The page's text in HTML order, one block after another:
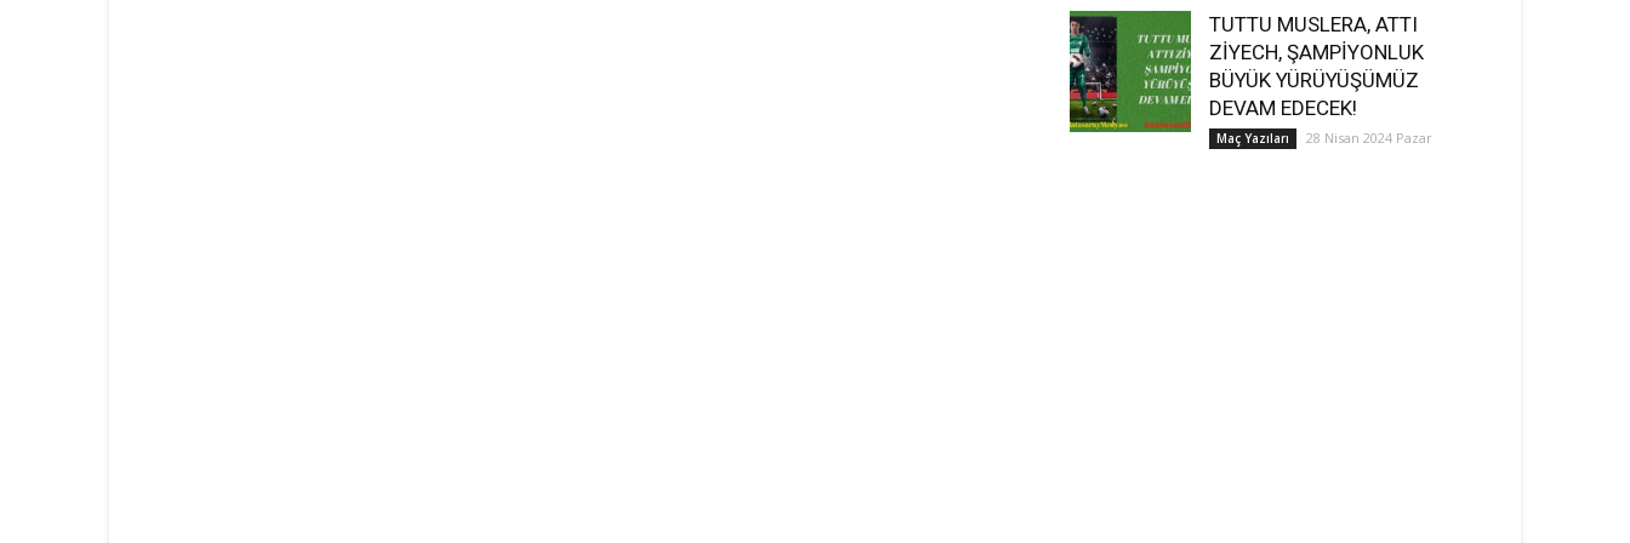
TUTTU MUSLERA, ATTI
ZİYECH, ŞAMPİYONLUK
BÜYÜK YÜRÜYÜŞÜMÜZ
DEVAM EDECEK!
Maç Yazıları 28 Nisan 2024 Pazar